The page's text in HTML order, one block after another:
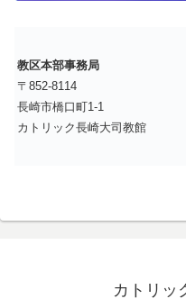
教区本部事務局
〒852-8114
長崎市橋口町1-1
カトリック長崎大司教館
カトリッ